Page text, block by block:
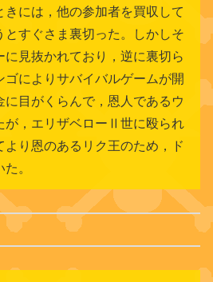
きには，他の参加者を買収して
とすぐさま裏切った。しかしそ
見抜かれており，逆に裏切ら
ゴによりサバイバルゲームが開
目がくらんで，恩人であるウ
が，エリザベローⅡ世に殴られ
より恩のあるリク王のため，ド
。